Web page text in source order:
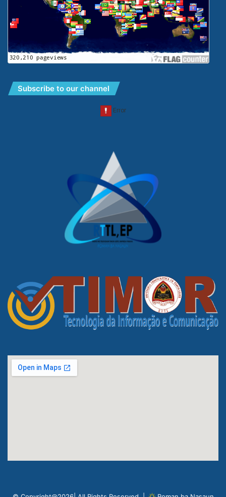
Subscribe to our channel